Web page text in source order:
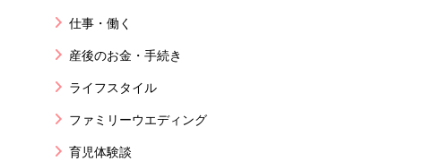
仕事・働く
産後のお金・手続き
ライフスタイル
ファミリーウエディング
育児体験談